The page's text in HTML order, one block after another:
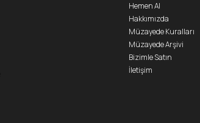
Hemen Al
Hakkımızda
Müzayede Kuralları
Müzayede Arşivi
Bizimle Satın
İletişim